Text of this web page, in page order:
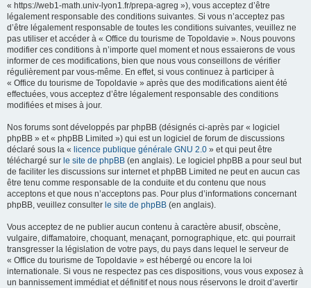
« https://web1-math.univ-lyon1.fr/prepa-agreg »), vous acceptez d’être
légalement responsable des conditions suivantes. Si vous n’acceptez pas
d’être légalement responsable de toutes les conditions suivantes, veuillez ne
pas utiliser et accéder à « Office du tourisme de Topoldavie ». Nous pouvons
modifier ces conditions à n’importe quel moment et nous essaierons de vous
informer de ces modifications, bien que nous vous conseillons de vérifier
régulièrement par vous-même. En effet, si vous continuez à participer à
« Office du tourisme de Topoldavie » après que des modifications aient été
effectuées, vous acceptez d’être légalement responsable des conditions
modifiées et mises à jour.
Nos forums sont développés par phpBB (désignés ci-après par « logiciel
phpBB » et « phpBB Limited ») qui est un logiciel de forum de discussions
déclaré sous la « licence publique générale GNU 2.0 » et qui peut être
téléchargé sur le site de phpBB (en anglais). Le logiciel phpBB a pour seul but
de faciliter les discussions sur internet et phpBB Limited ne peut en aucun cas
être tenu comme responsable de la conduite et du contenu que nous
acceptons et que nous n’acceptons pas. Pour plus d’informations concernant
phpBB, veuillez consulter le site de phpBB (en anglais).
Vous acceptez de ne publier aucun contenu à caractère abusif, obscène,
vulgaire, diffamatoire, choquant, menaçant, pornographique, etc. qui pourrait
transgresser la législation de votre pays, du pays dans lequel le serveur de
« Office du tourisme de Topoldavie » est hébergé ou encore la loi
internationale. Si vous ne respectez pas ces dispositions, vous vous exposez à
un bannissement immédiat et définitif et nous nous réservons le droit d’avertir